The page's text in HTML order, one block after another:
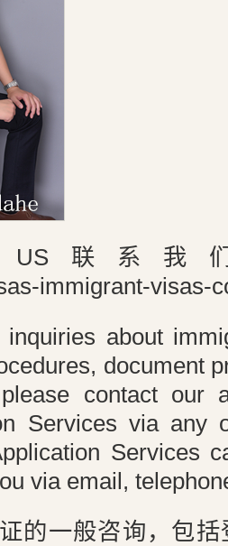
US联系我们
immigrant-visas-
about
document
contact our
Services via any
Services
via email,
的一般咨询，包